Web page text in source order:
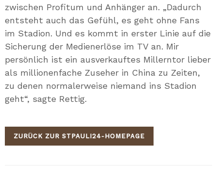
zwischen Profitum und Anhänger an. „Dadurch
entsteht auch das Gefühl, es geht ohne Fans
im Stadion. Und es kommt in erster Linie auf die
Sicherung der Medienerlöse im TV an. Mir
persönlich ist ein ausverkauftes Millerntor lieber
als millionenfache Zuseher in China zu Zeiten,
zu denen normalerweise niemand ins Stadion
geht“, sagte Rettig.
ZURÜCK ZUR STPAULI24-HOMEPAGE